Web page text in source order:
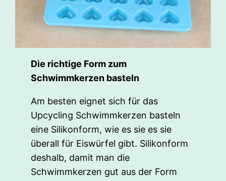
Die richtige Form zum
Schwimmkerzen basteln
Am besten eignet sich für das
Upcycling Schwimmkerzen basteln
eine Silikonform, wie es sie es sie
überall für Eiswürfel gibt. Silikonform
deshalb, damit man die
Schwimmkerzen gut aus der Form